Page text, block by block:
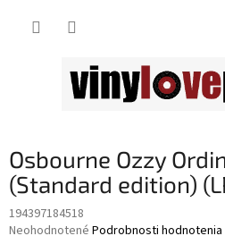
Osbourne Ozzy
(Standard edition)
194397184518
Priemerné
Neohodnotené Podrobnosti hodnotenia